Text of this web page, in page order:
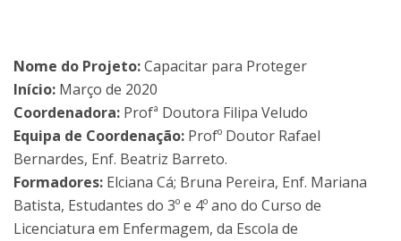
Nome do Projeto:Capacitar para Proteger
Início: Março de 2020
Coordenadora: Profª Doutora Filipa Veludo
Equipa de Coordenação: Profº Doutor Rafael
Bernardes, Enf. Beatriz Barreto.
Formadores: Elciana Cá; Bruna Pereira, Enf. Mariana
Batista, Estudantes do 3º e 4º ano do Curso de
Licenciatura em Enfermagem, da Escola de